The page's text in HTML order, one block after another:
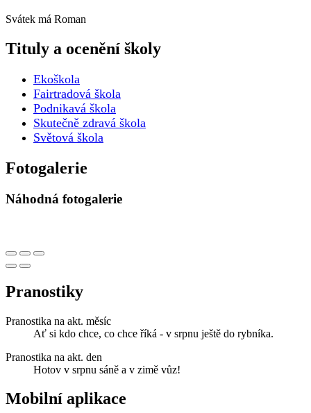
Svátek má Roman
Tituly a ocenění školy
Ekoškola
Fairtradová škola
Podnikavá škola
Skutečně zdravá škola
Světová škola
Fotogalerie
Náhodná fotogalerie
Pranostiky
Pranostika na akt. měsíc
Ať si kdo chce, co chce říká - v srpnu ještě do rybníka.
Pranostika na akt. den
Hotov v srpnu sáně a v zimě vůz!
Mobilní aplikace